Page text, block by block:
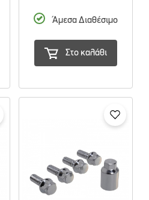
Άμεσα Διαθέσιμο
Στο καλάθι